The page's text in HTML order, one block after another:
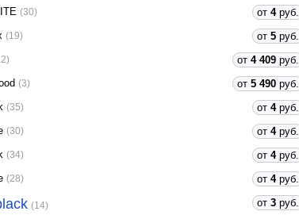
(30) от 4руб.
(19) от 5 руб.
от 4 409 руб.
(3) от 5 490 руб.
(35) от 4руб.
(30) от 4руб.
(34) от 4руб.
(28) от 4руб.
(14) от 3 руб.